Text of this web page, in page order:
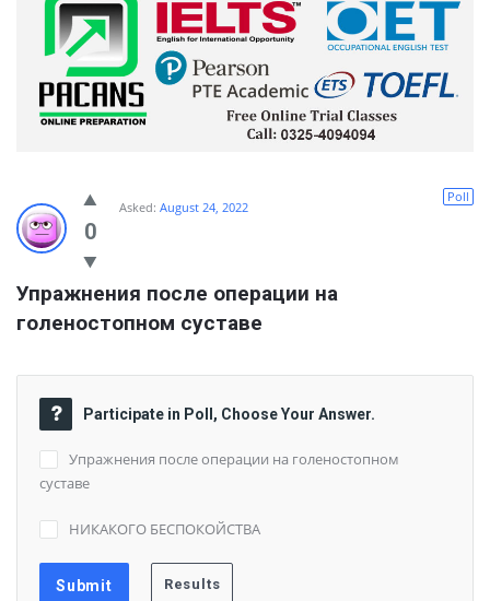
0
Poll
Asked: August 24, 2022
Упражнения после операции на
голеностопном суставе
Participate in Poll, Choose Your Answer.
Упражнения после операции на голеностопном
суставе
НИКАКОГО БЕСПОКОЙСТВА